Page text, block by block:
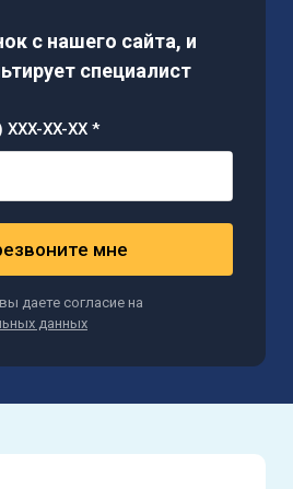
с нашего сайта, и
специалист
XX-XX *
мне
даете согласие на
данных